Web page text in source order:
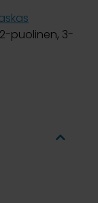
puolinen, 3-